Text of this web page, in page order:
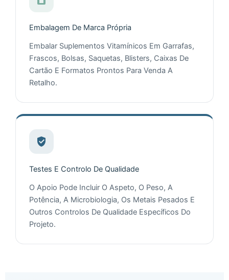
Embalagem De Marca Própria
Embalar Suplementos Vitamínicos Em Garrafas,
Frascos, Bolsas, Saquetas, Blisters, Caixas De
Cartão E Formatos Prontos Para Venda A
Retalho.
Testes E Controlo De Qualidade
O Apoio Pode Incluir O Aspeto, O Peso, A
Potência, A Microbiologia, Os Metais Pesados E
Outros Controlos De Qualidade Específicos Do
Projeto.